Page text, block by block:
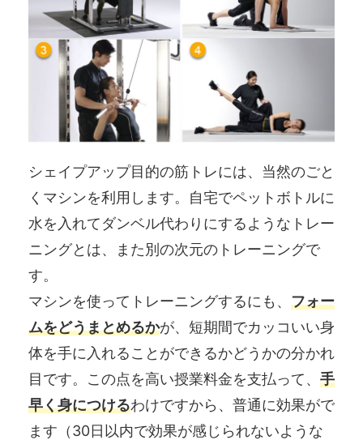
シェイプアップ目的の筋トレには、当然のごと
くマシンを利用します。自宅でペットボトルに
水を入れてダンベル代わりにするようなトレー
ニングとは、また別の次元のトレーニングで
す。
マシンを使ってトレーニングするにも、 フォー
ムをどうまとめるかが、短期間でカッコいい身
体を手に入れることができるかどうかの分かれ
目です。この点を高い授業料金を支払って、 手
早く身につけるわけですから、普通に効果がで
ます（30日以内で効果が感じられないような